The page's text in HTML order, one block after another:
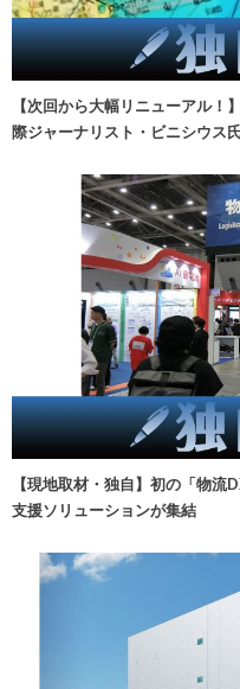
【次回から大幅リニューアル
際ジャーナリスト・ビニシウス
【現地取材・独自】初の「物
支援ソリューションが集結